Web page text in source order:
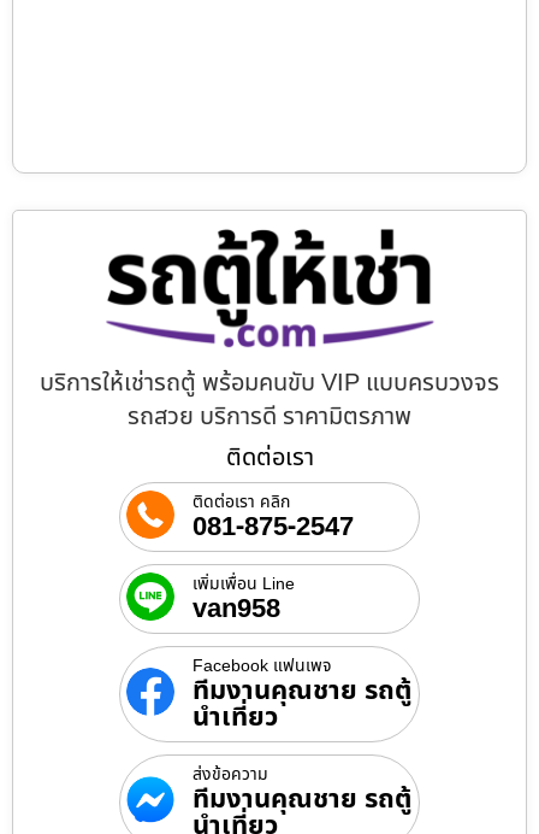
บริการให้เช่ารถตู้ พร้อมคนขับ VIP แบบครบวงจร
รถสวย บริการดี ราคามิตรภาพ
ติดต่อเรา
ติดต่อเรา คลิก
081-875-2547
เพิ่มเพื่อน Line
van958
Facebook แฟนเพจ
ทีมงานคุณชาย รถตู้
นำเที่ยว
ส่งข้อความ
ทีมงานคุณชาย รถตู้